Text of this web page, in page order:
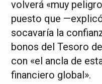
volverá «muy
puesto que
socavaría la
bonos del Tesoro
con «el ancla de
financiero global».